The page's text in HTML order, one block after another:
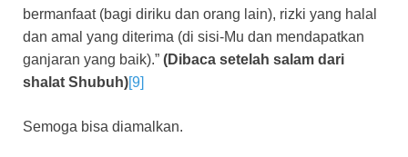
bermanfaat (bagi diriku dan orang lain), rizki yang halal
dan amal yang diterima (di sisi-Mu dan mendapatkan
ganjaran yang baik).” (Dibaca setelah salam dari
shalat Shubuh)[9]
Semoga bisa diamalkan.